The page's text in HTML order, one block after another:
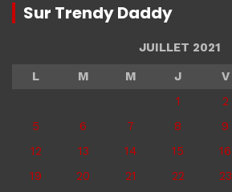
Sur Trendy Daddy
JUILLET 2021
L
M M J V
1
2
5
6 7 8 9
12
13 14 15 16
19
20 21 22 23